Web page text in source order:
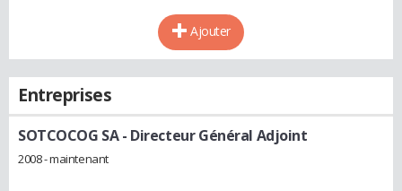
Ajouter
Entreprises
SOTCOCOG SA- Directeur Général Adjoint
2008 - maintenant